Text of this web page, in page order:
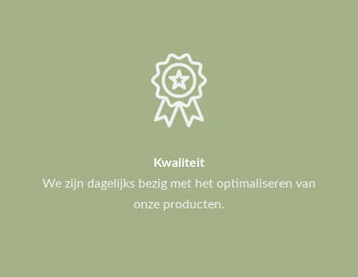
Kwaliteit
We zijn dagelijks bezig met het optimaliseren van
onze producten.